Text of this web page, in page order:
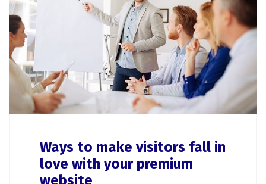
Ways to make visitors fall in
love with your premium
website